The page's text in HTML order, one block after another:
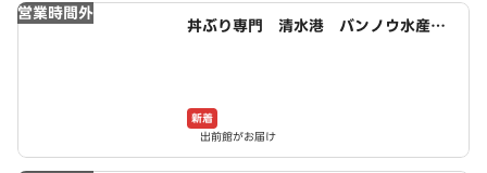
営業時間外
丼ぶり専門 清水港 バンノウ水産
新着
出前館がお届け